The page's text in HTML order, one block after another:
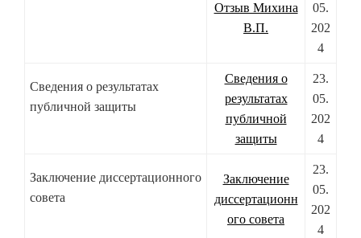
Отзыв Михина
В.П.
05.
202
4
Сведения о результатах
публичной защиты
Сведения о
результатах
публичной
защиты
23.
05.
202
4
Заключение диссертационного
совета
Заключение
диссертационн
ого совета
23.
05.
202
4